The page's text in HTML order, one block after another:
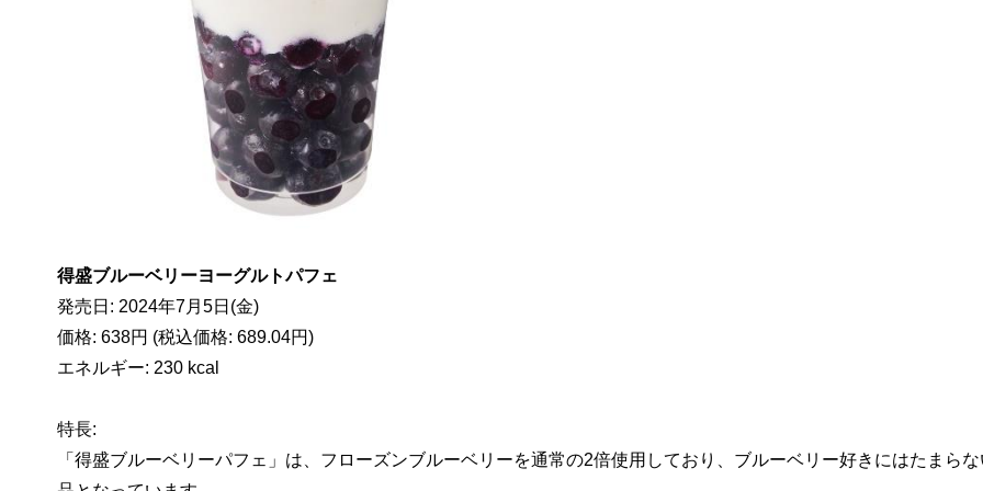
得盛ブルーベリーヨーグルトパフェ
発売日: 2024年7月5日(金)
価格: 638円 (税込価格: 689.04円)
エネルギー: 230 kcal
特長:
「得盛ブルーベリーパフェ」は、フローズンブルーベリーを通常の2倍使用しており、ブルーベリー好きにはたまら